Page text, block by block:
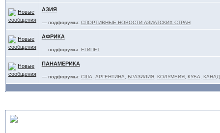
АЗИЯ
— подфорумы: СПОРТИВНЫЕ НОВОСТИ АЗИАТСКИХ СТРАН
АФРИКА
— подфорумы: ЕГИПЕТ
ПАНАМЕРИКА
— подфорумы: США АРГЕНТИНА БРАЗИЛИЯ, КОЛУМБИЯ, КУБА